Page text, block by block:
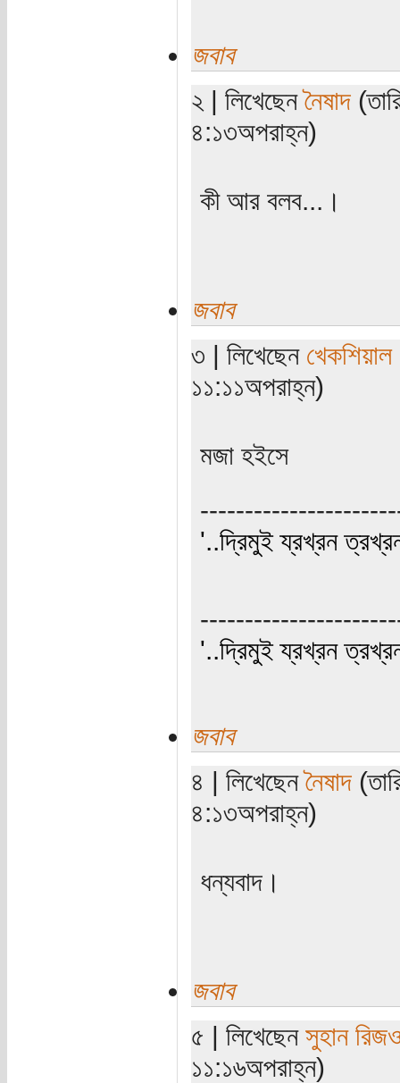
জবাব
২ | লিখেছেননৈষাদ
৪:১৩অপরাহ্ন)
কী আর বলব...।
জবাব
৩ | লিখেছেন খেকশিয়াল
১১:১১অপরাহ্ন)
মজা হইসে
'..দ্রিমুই য্রখ্রন
'..দ্রিমুই য্রখ্রন
জবাব
৪ | লিখেছেননৈষাদ
৪:১৩অপরাহ্ন)
ধন্যবাদ।
জবাব
৫ | লিখেছেন সুহান
১১:১৬অপরাহ্ন)